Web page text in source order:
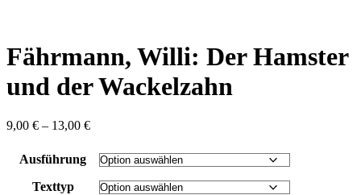
Fährmann, Willi: Der Hamster
und der Wackelzahn
9,00 € – 13,00 €Preisspanne:
bis
13,00 €
Ausführung
Texttyp